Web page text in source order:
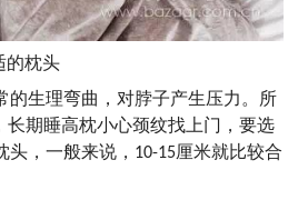
的枕头
的生理弯曲，对脖子产生压力。所
长期睡高枕小心颈纹找上门，要选
，一般来说， 10-15厘米就比较合